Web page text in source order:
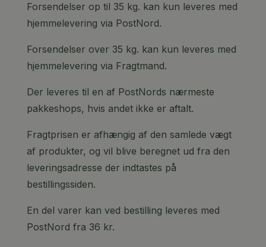
Forsendelser op til 35 kg. kan kun leveres med
hjemmelevering via PostNord.
Forsendelser over 35 kg. kan kun leveres med
hjemmelevering via Fragtmand.
Der leveres til en af PostNords nærmeste
pakkeshops, hvis andet ikke er aftalt.
Fragtprisen er afhængig af den samlede vægt
af produkter, og vil blive beregnet ud fra den
leveringsadresse der indtastes på
bestillingssiden.
En del varer kan ved bestilling leveres med
PostNord fra 36 kr.